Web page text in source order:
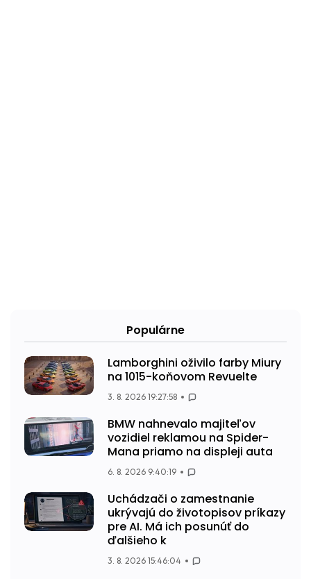
Populárne
Lamborghini oživilo farby Miury
na 1015-koňovom Revuelte
3. 8. 2026 19:27:58
BMW nahnevalo majiteľov
vozidiel reklamou na Spider-
Mana priamo na displeji auta
6. 8. 2026 9:40:19
Uchádzači o zamestnanie
ukrývajú do životopisov príkazy
pre AI. Má ich posunúť do
ďalšieho k
3. 8. 2026 15:46:04